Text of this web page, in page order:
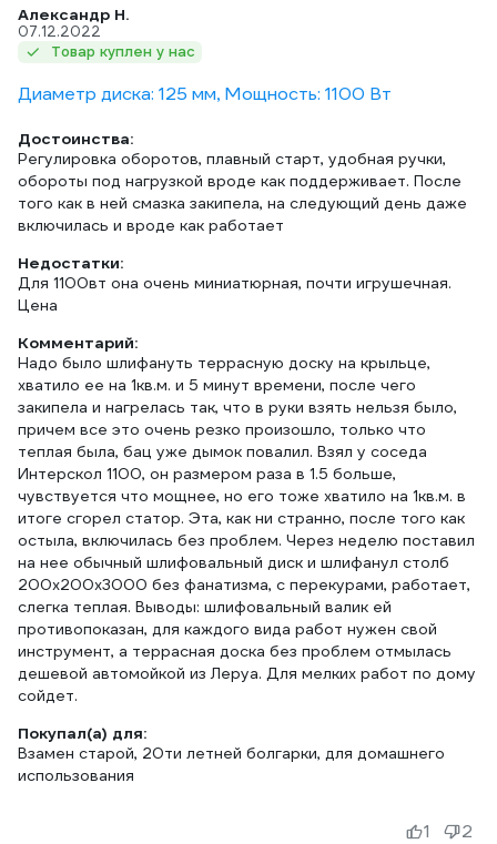
Александр Н.
07.12.2022
Товар куплен у нас
Диаметр диска: 125 мм, Мощность: 1100 Вт
Достоинства:
Регулировка оборотов, плавный старт, удобная ручки,
обороты под нагрузкой вроде как поддерживает. После
того как в ней смазка закипела, на следующий день даже
включилась и вроде как работает
Недостатки:
Для 1100вт она очень миниатюрная, почти игрушечная.
Цена
Комментарий:
Надо было шлифануть террасную доску на крыльце,
хватило ее на 1кв.м. и 5 минут времени, после чего
закипела и нагрелась так, что в руки взять нельзя было,
причем все это очень резко произошло, только что
теплая была, бац уже дымок повалил. Взял у соседа
Интерскол 1100, он размером раза в 1.5 больше,
чувствуется что мощнее, но его тоже хватило на 1кв.м. в
итоге сгорел статор. Эта, как ни странно, после того как
остыла, включилась без проблем. Через неделю поставил
на нее обычный шлифовальный диск и шлифанул столб
200х200х3000 без фанатизма, с перекурами, работает,
слегка теплая. Выводы: шлифовальный валик ей
противопоказан, для каждого вида работ нужен свой
инструмент, а террасная доска без проблем отмылась
дешевой автомойкой из Леруа. Для мелких работ по дому
сойдет.
Покупал(а) для:
Взамен старой, 20ти летней болгарки, для домашнего
использования
1 2